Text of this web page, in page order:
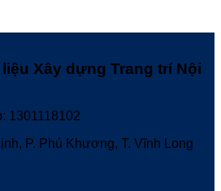
Xây dựng Trang trí Nội
1301118102
P. Phú Khương, T. Vĩnh Long